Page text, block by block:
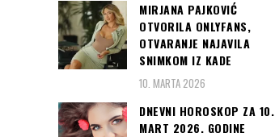
NAJAMNIK- Priča prema
Nasrnuo nožem na
policiju, policajac ga
MIRJANA PAJKOVIĆ
OTVORILA ONLYFANS,
OTVARANJE NAJAVILA
SNIMKOM IZ KADE
10. MARTA 2026
DNEVNI HOROSKOP ZA 10.
MART 2026. GODINE